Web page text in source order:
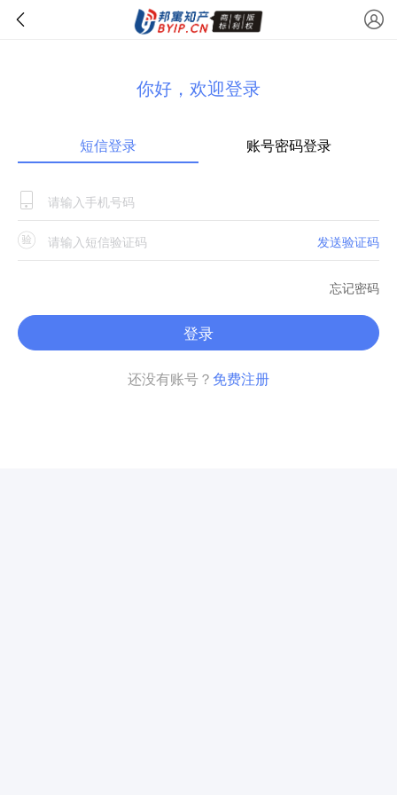
你好，欢迎登录
短信登录 账号密码登录
发送验证码
忘记密码
登录
还没有账号？ 免费注册